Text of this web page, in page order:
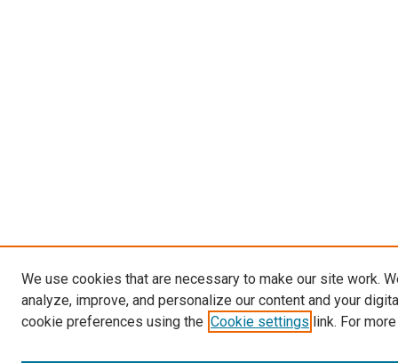
We use cookies that are necessary to make our site work.
analyze, improve, and personalize our content and your
cookie preferences using the Cookie settings link. For